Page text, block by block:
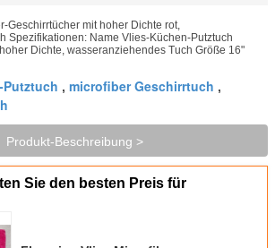
Geschirrtücher mit hoher Dichte rot,
Spezifikationen: Name Vlies-Küchen-Putztuch
Dichte, wasseranziehendes Tuch Größe 16"
, microfiber Geschirrtuch ,
Produkt-Beschreibung >
Sie den besten Preis für